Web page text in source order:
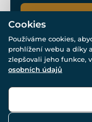
© Všechna práva
Cookies
Používáme cookies,
prohlížení webu a díky
zlepšovali jeho funkce,
osobních údajů